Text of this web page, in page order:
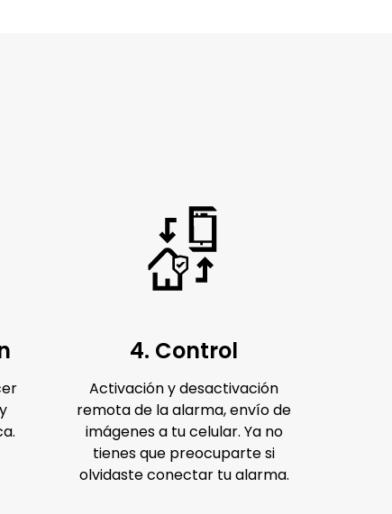
4. Control
Activación y desactivación
remota de la alarma, envío de
imágenes a tu celular. Ya no
tienes que preocuparte si
olvidaste conectar tu alarma.